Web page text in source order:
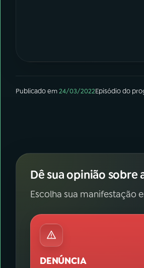
Publicado em24/03/2022Episódiodo
Dê sua opinião sobre
Escolha sua manifestação
DENÚNCIA